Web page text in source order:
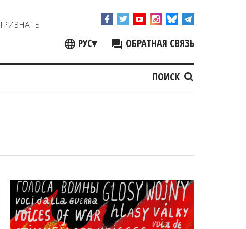
РУС▾ ОБРАТНАЯ СВЯЗЬ
ПОИСК